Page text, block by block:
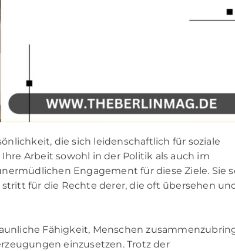
die sich leidenschaftlich für soziale
Arbeit sowohl in der Politik als auch im
Engagement für diese Ziele. Sie
für die Rechte derer, die oft übersehen
Fähigkeit, Menschen
einzusetzen. Trotz der